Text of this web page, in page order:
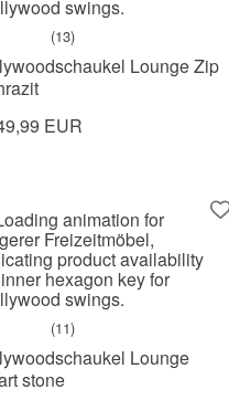
(13)
Lounge Zip
EUR
(11)
Lounge
stone